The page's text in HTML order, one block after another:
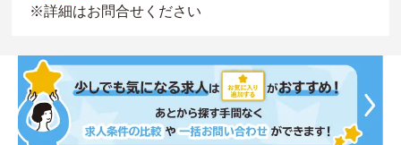
※詳細はお問合せください